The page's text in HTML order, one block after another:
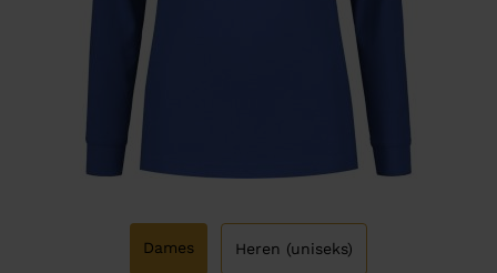
Dames Heren (uniseks)